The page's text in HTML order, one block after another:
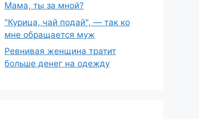
Мама, ты за мной?
"Курица, чай подай", — так ко
мне обращается муж
Ревнивая женщина тратит
больше денег на одежду